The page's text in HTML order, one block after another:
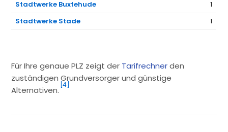
Stadtwerke Buxtehude
1
Stadtwerke Stade
1
Für Ihre genaue PLZ zeigt der Tarifrechnerden
zuständigen Grundversorger und günstige
Alternativen.
[4]